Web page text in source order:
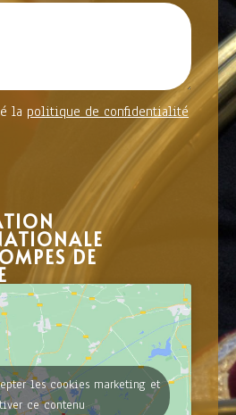
la politique de confidentialité
DE
les cookies marketing et
ce contenu